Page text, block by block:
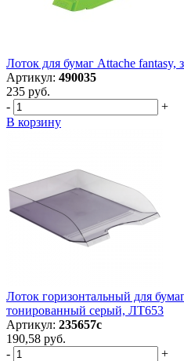
Лоток для бумаг Attache fantasy,
Артикул: 490035
235 руб.
-
+
В корзину
Лоток горизонтальный для
тонированный серый, ЛТ653
Артикул: 235657с
190,58 руб.
-
+